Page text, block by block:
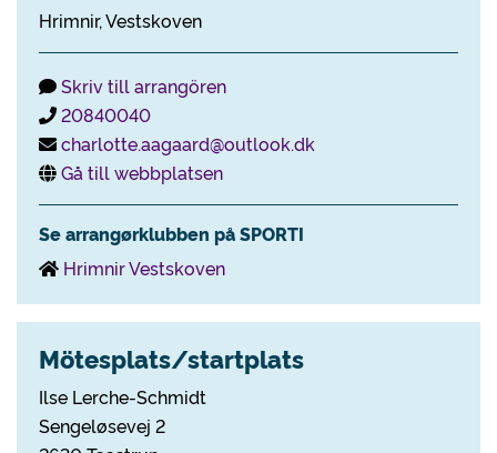
Hrimnir, Vestskoven
Skriv till arrangören
20840040
charlotte.aagaard@outlook.dk
Gå till webbplatsen
Se arrangørklubben på SPORTI
Hrimnir Vestskoven
Mötesplats/startplats
Ilse Lerche-Schmidt
Sengeløsevej 2